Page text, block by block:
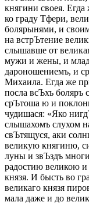
княгини своея.
ко граду Тфери,
болярынями, и
на встрЪтение
слышавше от
мужи и жены, и
дароношениемъ, и
Михаила. Егда же
посла всЪхъ боляръ
срЪтоша ю и
чудишася: «Яко
слышахомъ слухом
свЪтящуся, аки
великую княгиню,
луны и звЪздъ
радостию великою
князя. И бысть во
великаго князя
мала даже и до